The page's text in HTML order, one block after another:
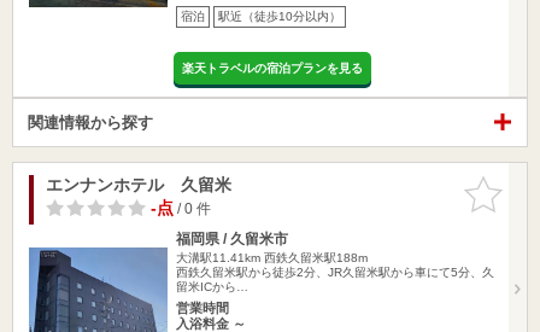
宿泊 駅近（徒歩10分以内）
楽天トラベルの宿泊プランを見る
関連情報から探す
お気に入
りに追加
エンナンホテル 久留米
-点/ 0 件
福岡県 / 久留米市
大溝駅11.41km 西鉄久留米駅188m
西鉄久留米駅から徒歩2分、JR久留米駅から車にて5分、久
留米ICから…
営業時間
入浴料金 ～